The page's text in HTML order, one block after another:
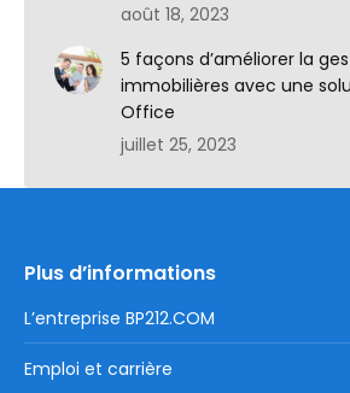
août 18, 2023
5 façons d’améliorer la
immobilières avec une
Office
juillet 25, 2023
Plus d’informations
L’entreprise BP212.COM
Emploi et carrière